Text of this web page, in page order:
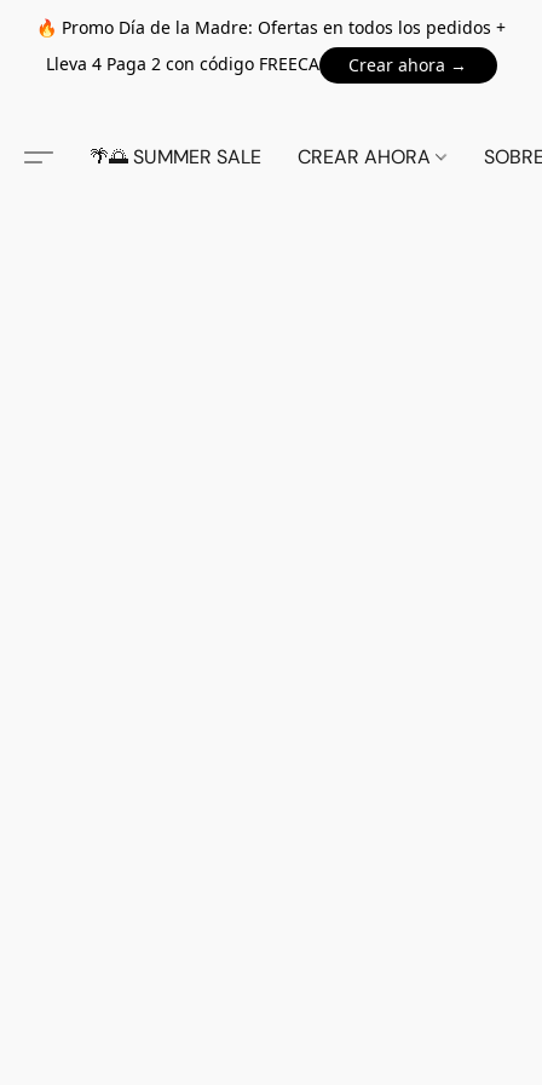
🔥 Promo Día de la Madre: Ofertas en todos los pedidos +
Lleva 4 Paga 2 con código FREECA
Crear ahora →
🌴🌅 SUMMER SALE CREAR AHORA